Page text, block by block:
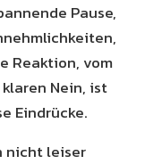
Pause,
Reaktion, vom
Nein, ist
Eindrücke.
nicht leiser